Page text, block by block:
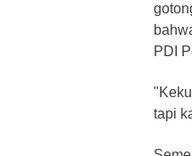
PDI
tapi